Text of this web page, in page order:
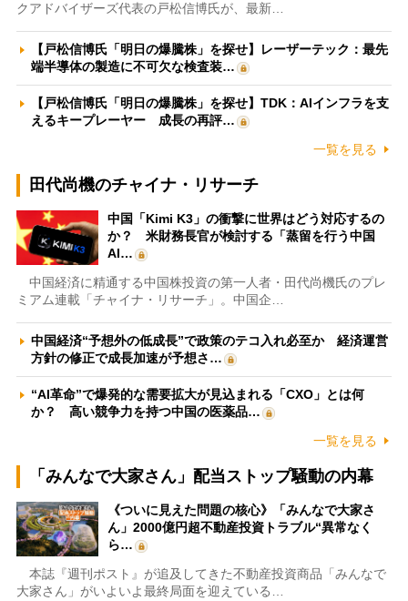
クアドバイザーズ代表の戸松信博氏が、最新…
【戸松信博氏「明日の爆騰株」を探せ】レーザーテック：最先
端半導体の製造に不可欠な検査装…
【戸松信博氏「明日の爆騰株」を探せ】TDK：AIインフラを支
えるキープレーヤー 成長の再評…
一覧を見る
田代尚機のチャイナ・リサーチ
中国「Kimi K3」の衝撃に世界はどう対応するの
か？ 米財務長官が検討する「蒸留を行う中国
AI…
中国経済に精通する中国株投資の第一人者・田代尚機氏のプレ
ミアム連載「チャイナ・リサーチ」。中国企…
中国経済“予想外の低成長”で政策のテコ入れ必至か 経済運営
方針の修正で成長加速が予想さ…
“AI革命”で爆発的な需要拡大が見込まれる「CXO」とは何
か？ 高い競争力を持つ中国の医薬品…
一覧を見る
「みんなで大家さん」配当ストップ騒動の内幕
《ついに見えた問題の核心》「みんなで大家さ
ん」2000億円超不動産投資トラブル“異常なく
ら…
本誌『週刊ポスト』が追及してきた不動産投資商品「みんなで
大家さん」がいよいよ最終局面を迎えている…